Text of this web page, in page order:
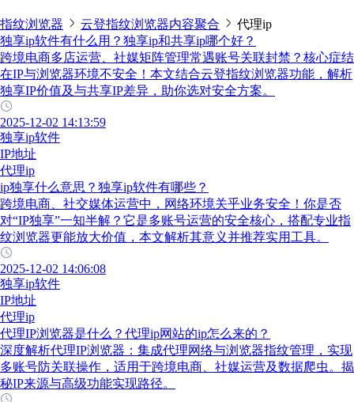
指纹浏览器 云登指纹浏览器内容聚合
代理ip
独享ip软件有什么用？独享ip和共享ip哪个好？
跨境电商多店运营、社媒矩阵管理常遇账号关联封禁？核心症结
在IP与浏览器环境不安全！本文结合云登指纹浏览器功能，解析
独享IP价值及与共享IP差异，助你选对安全方案。
2025-12-02 14:13:59
独享ip软件
IP地址
代理ip
ip独享什么意思？独享ip软件有哪些？
跨境电商、社交媒体运营中，网络环境关乎业务安全！你是否
对“IP独享”一知半解？它是多账号运营的安全核心，搭配专业指
纹浏览器更能放大价值，本文解析其意义并推荐实用工具。
2025-12-02 14:06:08
独享ip软件
IP地址
代理ip
代理IP浏览器是什么？代理ip网站的ip怎么来的？
深度解析代理IP浏览器：集成代理网络与浏览器指纹管理，实现
多账号防关联操作，适用于跨境电商、社媒运营及数据爬虫。揭
秘IP来源与高级功能实现路径。